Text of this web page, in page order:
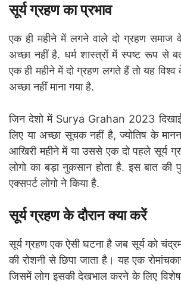
सूर्य ग्रहण का प्रभाव
एक ही महीने में लगने वाले दो ग्रहण समाज
अच्छा नहीं है. धर्म शास्त्रों में स्पष्ट रूप से
एक ही महीने में दो ग्रहण लगते हैं तो यह
अच्छा नहीं माना गया है.
जिन देशो में Surya Grahan 2023
लिए या अच्छा सूचक नहीं है, ज्योतिष के
आखिरी महीने में या उससे एक दो पहले सूर्य
लोगो का बड़ा नुकसान होता है. इस बात की
एक्सपर्ट लोगो ने किया है.
सूर्य ग्रहण के दौरान क्या करें
सूर्य ग्रहण एक ऐसी घटना है जब सूर्य को
की रोशनी से छिपा जाता है। यह एक
जिसमें लोग इसकी देखभाल करने के लिए